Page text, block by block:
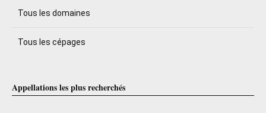
Tous les domaines
Tous les cépages
Appellations les plus recherchés